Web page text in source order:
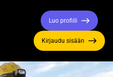
Luo profiili
Kirjaudu sisään